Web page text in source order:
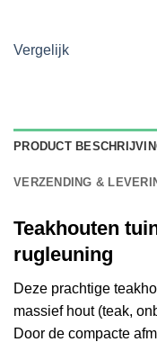
Vergelijk
PRODUCT
VERZENDING &
Teakhouten
rugleuning
Deze prachtige
massief hout (teak,
Door de compacte